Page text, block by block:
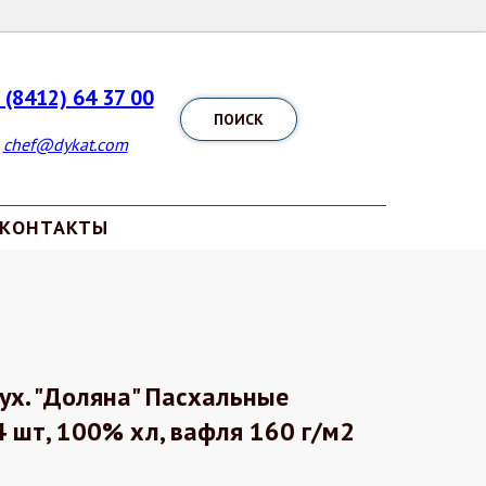
(8412) 64 37 00
chef@dykat.com
ПОИСК
КОНТАКТЫ
"Доляна" Пасхальные
шт, 100% хл, вафля 160 г/м2